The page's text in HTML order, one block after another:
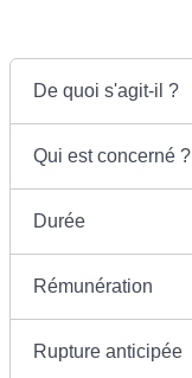
De quoi s'agit-il ?
Qui est concerné ?
Durée
Rémunération
Rupture anticipée